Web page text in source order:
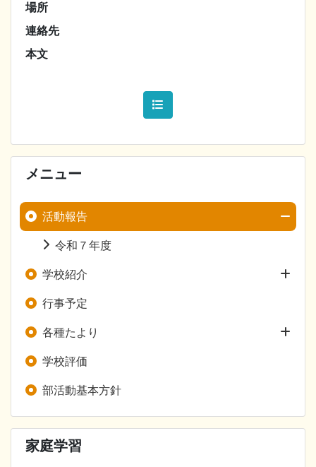
場所
連絡先
本文
メニュー
活動報告
令和７年度
学校紹介
行事予定
各種たより
学校評価
部活動基本方針
家庭学習